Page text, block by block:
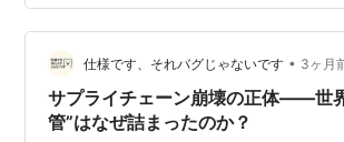
とき， 「カンボジアだ」「俺日本産だわ
て書いてある」 と，複数の国の名前が挙
った。 「なぜ，同じ商店で注文する同じ
複数あるんだろうか」このとき，教室のみ
かはこの疑問でいっぱいだったは…
仕様です、それバグじゃないです • 3ヶ月
サプライチェーン崩壊の正体――世
管”はなぜ詰まったのか？